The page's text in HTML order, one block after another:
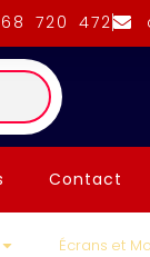
720 472
Contact
Écrans et